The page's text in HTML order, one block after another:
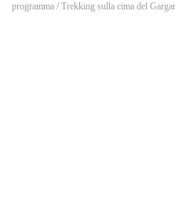
programma / Trekking sulla cima del